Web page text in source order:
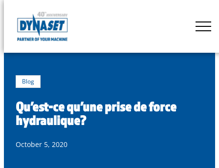
content
DYNASET
Blog
Qu’est-ce qu’une prise de force
hydraulique?
October 5, 2020